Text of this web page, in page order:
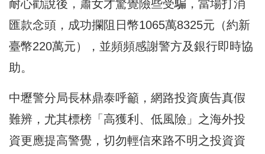
耐心勸說後，蕭女才驚覺險些受騙，當場打消
匯款念頭，成功攔阻日幣1065萬8325元（約新
臺幣220萬元），並頻頻感謝警方及銀行即時協
助。
中壢警分局長林鼎泰呼籲，網路投資廣告真假
難辨，尤其標榜「高獲利、低風險」之海外投
資更應提高警覺，切勿輕信來路不明之投資資